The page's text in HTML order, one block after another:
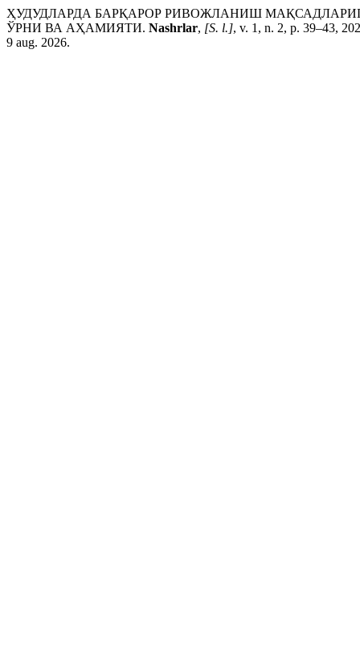
ҲУДУДЛАРДА БАРҚАРОР РИВОЖЛАНИШ
ЎРНИ ВА АҲАМИЯТИ. Nashrlar, [S. l.], v. 1, n. 2, p. 39–43,
9 aug. 2026.